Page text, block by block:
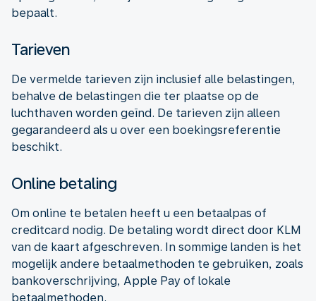
bepaalt.
Tarieven
De vermelde tarieven zijn inclusief alle belastingen,
behalve de belastingen die ter plaatse op de
luchthaven worden geïnd. De tarieven zijn alleen
gegarandeerd als u over een boekingsreferentie
beschikt.
Online betaling
Om online te betalen heeft u een betaalpas of
creditcard nodig. De betaling wordt direct door KLM
van de kaart afgeschreven. In sommige landen is het
mogelijk andere betaalmethoden te gebruiken, zoals
bankoverschrijving, Apple Pay of lokale
betaalmethoden.